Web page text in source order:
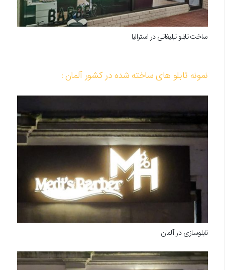
ساخت تابلو تبلیغاتی در استرالیا
نمونه تابلو های ساخته شده در کشور آلمان :
تابلوسازی در آلمان